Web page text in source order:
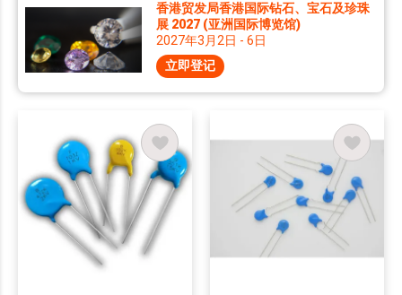
香港贸发局香港国际钻石、宝石及珍珠
展 2027 (亚洲国际博览馆)
2027年3月2日 - 6日
立即登记